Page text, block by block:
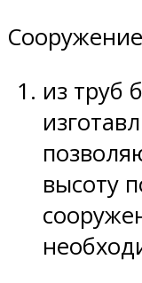
из труб
высоту